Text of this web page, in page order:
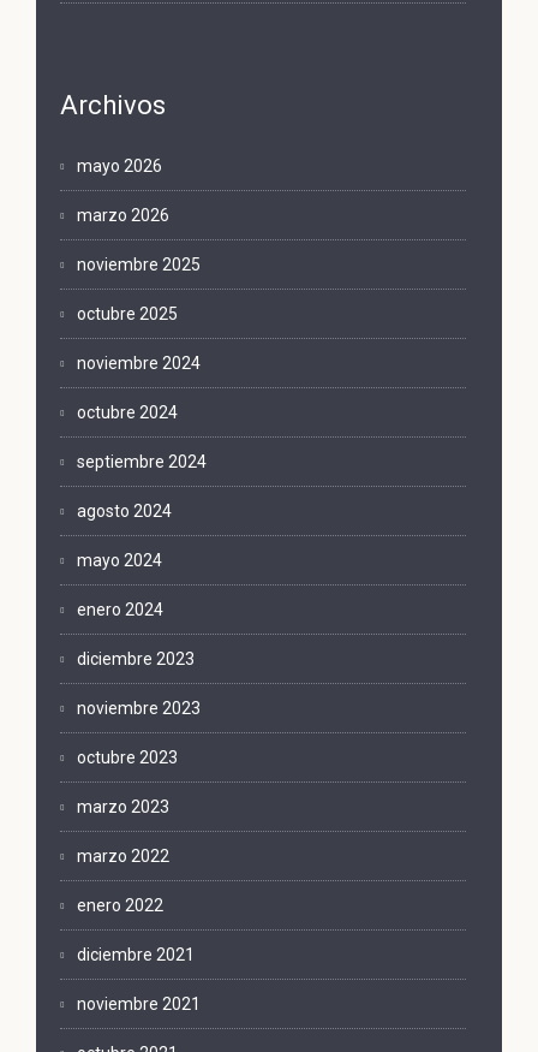
Archivos
mayo 2026
marzo 2026
noviembre 2025
octubre 2025
noviembre 2024
octubre 2024
septiembre 2024
agosto 2024
mayo 2024
enero 2024
diciembre 2023
noviembre 2023
octubre 2023
marzo 2023
marzo 2022
enero 2022
diciembre 2021
noviembre 2021